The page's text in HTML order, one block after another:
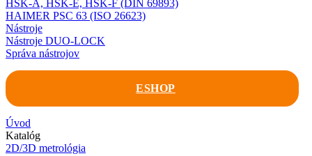
HSK-A, HSK-E, HSK-F (DIN 69893)
HAIMER PSC 63 (ISO 26623)
Nástroje
Nástroje DUO-LOCK
Správa nástrojov
ESHOP
Úvod
Katalóg
2D/3D metrológia